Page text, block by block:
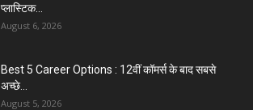
प्लास्टिक...
August 6, 2026
Best 5 Career Options : 12वीं कॉमर्स के बाद सबसे
अच्छे...
August 5, 2026